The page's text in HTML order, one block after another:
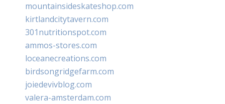
mountainsideskateshop.com
kirtlandcitytavern.com
301nutritionspot.com
ammos-stores.com
loceanecreations.com
birdsongridgefarm.com
joiedevivblog.com
valera-amsterdam.com